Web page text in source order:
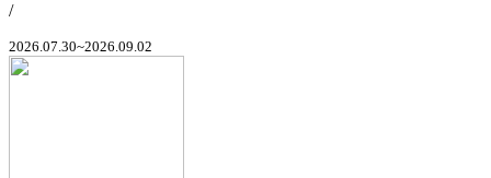
/
2026.07.30~2026.09.02